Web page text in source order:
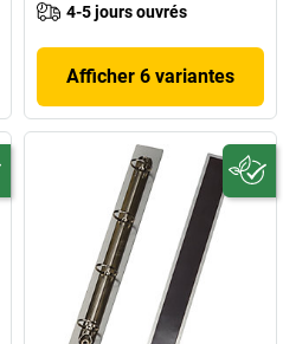
4-5 jours ouvrés
Afficher 6 variantes